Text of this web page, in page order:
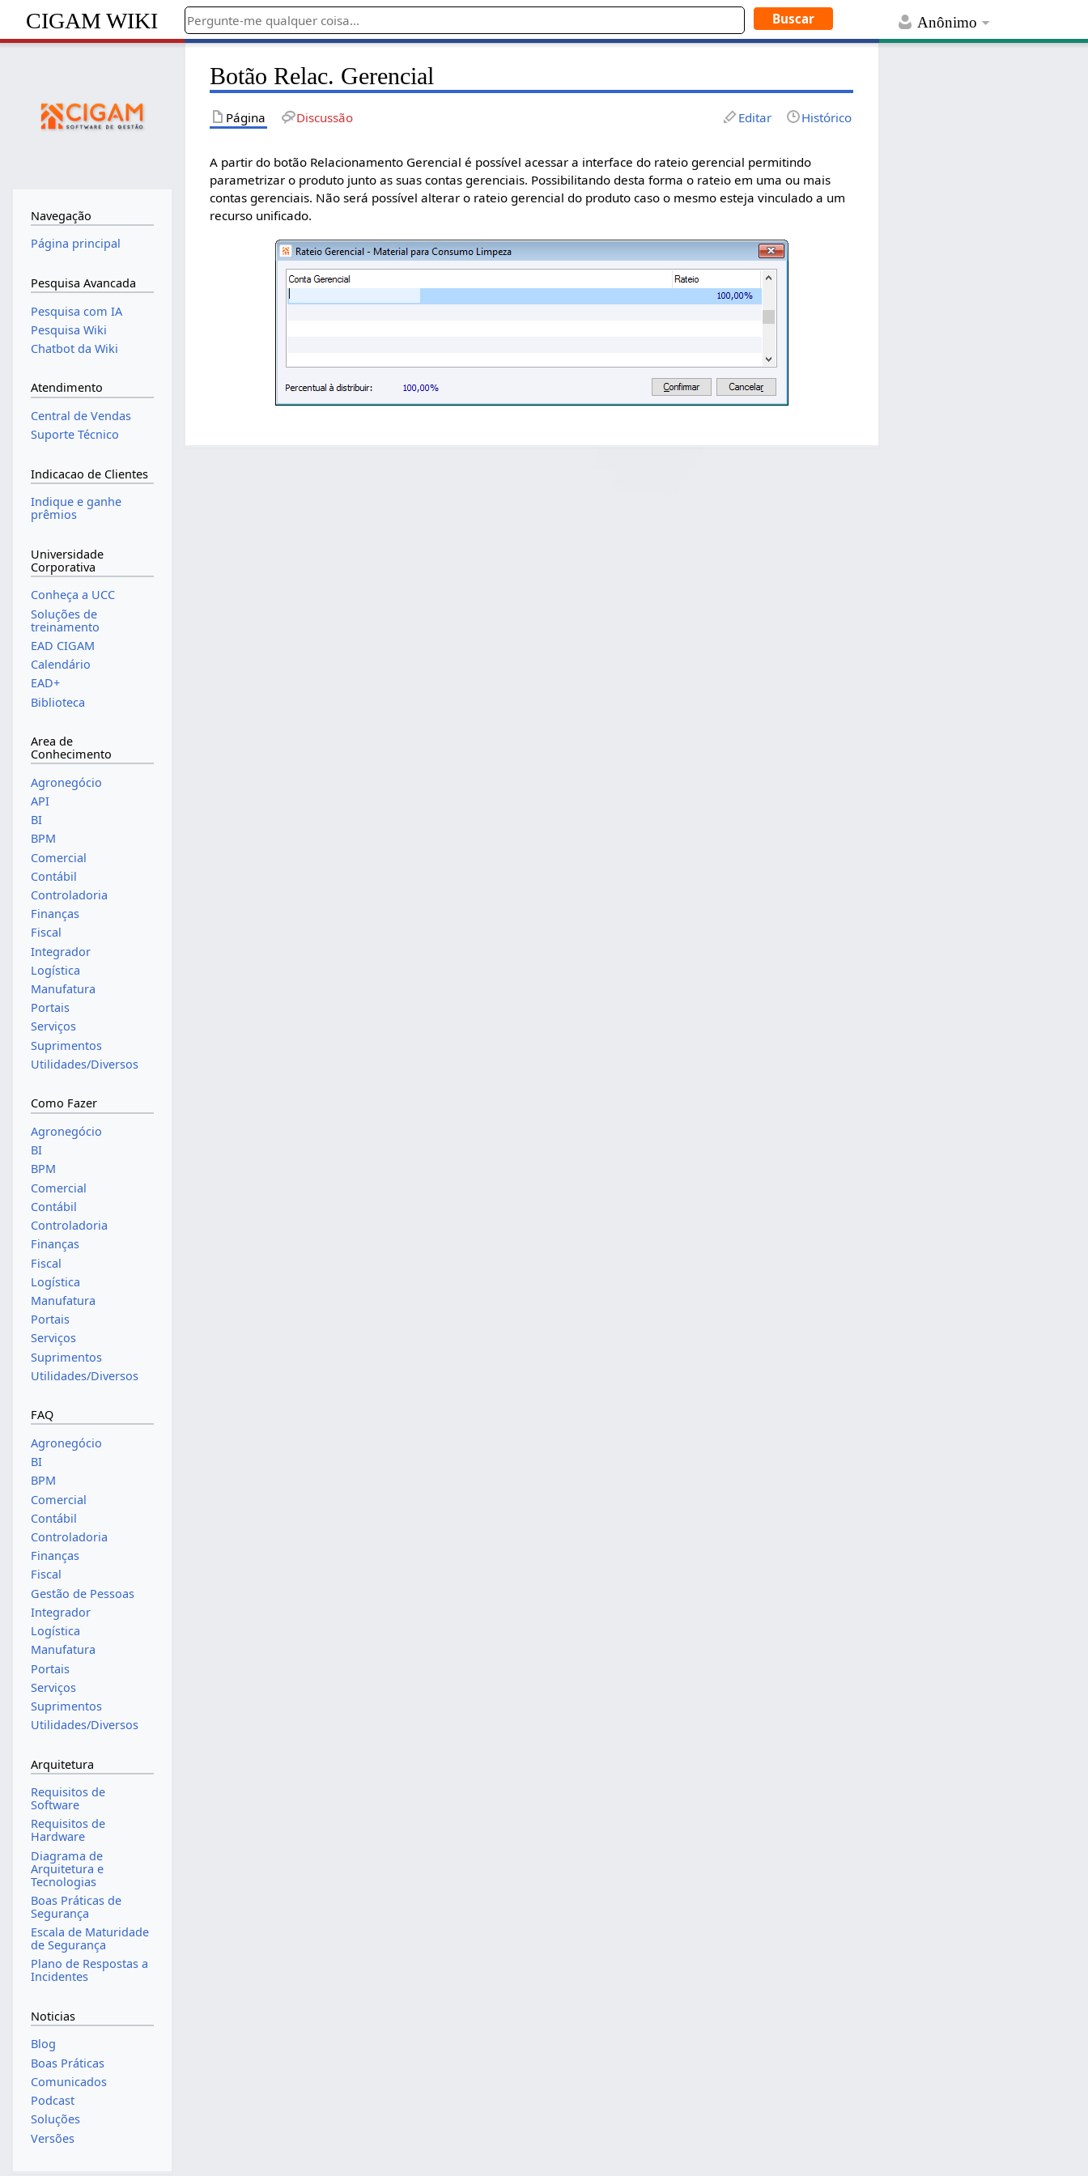
Anônimo
CIGAM WIKI
Botão Relac. Gerencial
Página Discussão Editar Histórico
A partir do botão Relacionamento Gerencial é possível acessar a interface do rateio gerencial permitindo
parametrizar o produto junto as suas contas gerenciais. Possibilitando desta forma o rateio em uma ou mais
contas gerenciais. Não será possível alterar o rateio gerencial do produto caso o mesmo esteja vinculado a um
recurso unificado.
Navegação
Página principal
Pesquisa Avancada
Pesquisa com IA
Pesquisa Wiki
Chatbot da Wiki
Atendimento
Central de Vendas
Suporte Técnico
Indicacao de Clientes
Indique e ganhe
prêmios
Universidade
Corporativa
Conheça a UCC
Soluções de
treinamento
EAD CIGAM
Calendário
EAD+
Biblioteca
Area de
Conhecimento
Agronegócio
API
BI
BPM
Comercial
Contábil
Controladoria
Finanças
Fiscal
Integrador
Logística
Manufatura
Portais
Serviços
Suprimentos
Utilidades/Diversos
Como Fazer
Agronegócio
BI
BPM
Comercial
Contábil
Controladoria
Finanças
Fiscal
Logística
Manufatura
Portais
Serviços
Suprimentos
Utilidades/Diversos
FAQ
Agronegócio
BI
BPM
Comercial
Contábil
Controladoria
Finanças
Fiscal
Gestão de Pessoas
Integrador
Logística
Manufatura
Portais
Serviços
Suprimentos
Utilidades/Diversos
Arquitetura
Requisitos de
Software
Requisitos de
Hardware
Diagrama de
Arquitetura e
Tecnologias
Boas Práticas de
Segurança
Escala de Maturidade
de Segurança
Plano de Respostas a
Incidentes
Noticias
Blog
Boas Práticas
Comunicados
Podcast
Soluções
Versões